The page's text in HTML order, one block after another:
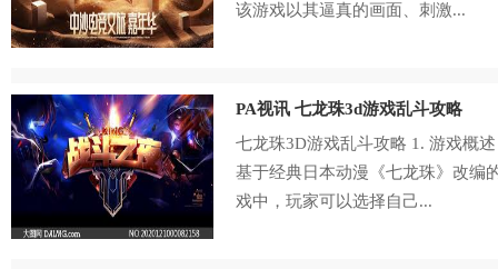
该游戏以其逼真的画面、刺激...
PA视讯 七龙珠3d游戏乱斗攻略
七龙珠3D游戏乱斗攻略 1. 游戏概
基于经典日本动漫《七龙珠》改编
戏中，玩家可以选择自己...